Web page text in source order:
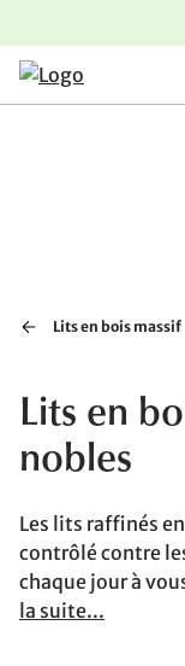
Aller au contenu
Aller à la navigation
Aller au pied de page
Lits en bois massif
Lits en
nobles
Les lits raffinés
contrôlé contre
chaque jour à
la suite...